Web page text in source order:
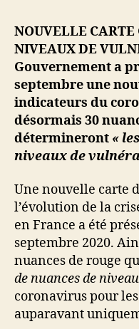
NOUVELLE CARTE
NIVEAUX DE VULN
Gouvernement a
septembre une
indicateurs du
désormais 30
détermineront «
niveaux de
Une nouvelle carte
l’évolution de la
en France a été
septembre 2020.
nuances de rouge
de nuances de
coronavirus pour
auparavant